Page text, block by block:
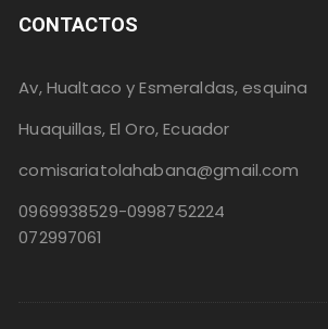
CONTACTOS
Av, Hualtaco y Esmeraldas, esquina
Huaquillas, El Oro, Ecuador
comisariatolahabana@gmail.com
0969938529-0998752224
072997061